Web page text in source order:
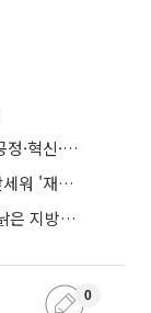
경기신보, 남양주본점 첫 워크숍…추미애 '공정·혁신·포용' 전면 반영
추미애, 하루만에 후속타…주형철 부지사 앞세워 '재정TF' 즉시 가동
추미애 "서울은 1위 세원, 경기도는 0원"…낡은 지방세제 정조준
0